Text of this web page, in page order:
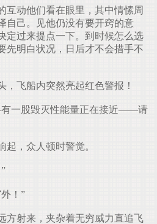
动他们看在眼里，其中情愫周
自己。见他仍没有要开窍的意
定过来提点一下。到时候怎么选
先明白状况，日后才不会措手不
飞船内突然亮起红色警报！
股毁灭性能量正在接近——请
，众人顿时警觉。
！”
方射来，夹杂着无穷威力直追飞